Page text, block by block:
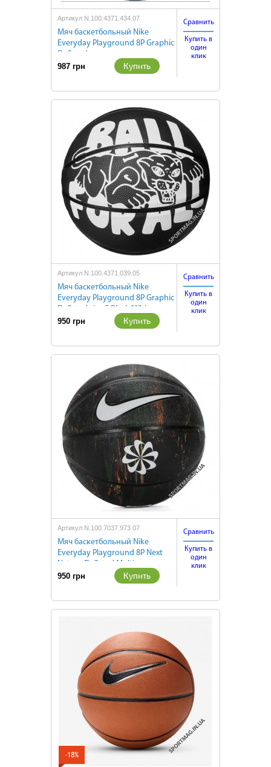
Артикул N.100.4371.434.07
Мяч баскетбольный Nike
Everyday Playground 8P Graphic
Deflated
987 грн
Купить
Сравнить
Купить в
один
клик
Артикул N.100.4371.039.05
Мяч баскетбольный Nike
Everyday Playground 8P Graphic
Deflated size 5 Black/White
950 грн
Купить
Сравнить
Купить в
один
клик
Артикул N.100.7037.973.07
Мяч баскетбольный Nike
Everyday Playground 8P Next
Nature Deflated Multi
950 грн
Купить
Сравнить
Купить в
один
клик
-18%